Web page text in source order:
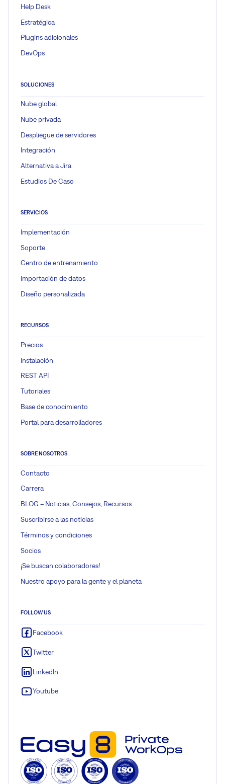
Help Desk
Estratégica
Plugins adicionales
DevOps
SOLUCIONES
Nube global
Nube privada
Despliegue de servidores
Integración
Alternativa a Jira
Estudios De Caso
SERVICIOS
Implementación
Soporte
Centro de entrenamiento
Importación de datos
Diseño personalizada
RECURSOS
Precios
Instalación
REST API
Tutoriales
Base de conocimiento
Portal para desarrolladores
SOBRE NOSOTROS
Contacto
Carrera
BLOG – Noticias, Consejos, Recursos
Suscribirse a las noticias
Términos y condiciones
Socios
¡Se buscan colaboradores!
Nuestro apoyo para la gente y el planeta
FOLLOW US
Facebook
Twitter
LinkedIn
Youtube